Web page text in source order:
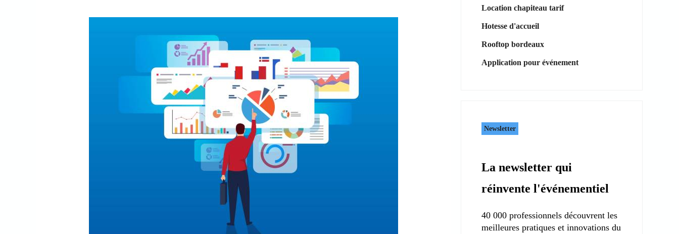
Location chapiteau tarif
Hotesse d'accueil
Rooftop bordeaux
Application pour événement
Newsletter
La newsletter qui
réinvente l'événementiel
40 000 professionnels découvrent les
meilleures pratiques et innovations du